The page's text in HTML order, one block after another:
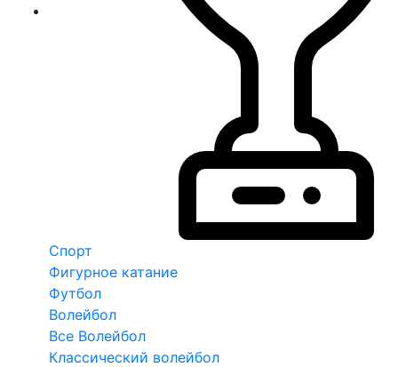
Спорт
Фигурное катание
Футбол
Волейбол
Все Волейбол
Классический волейбол